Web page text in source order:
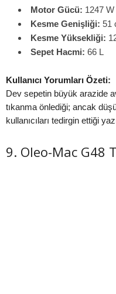
Motor Gücü: 1247
Kesme Genişliği: 51
Kesme Yüksekliği:
Sepet Hacmi: 66 L
Kullanıcı Yorumları Özeti:
Dev sepetin büyük arazide
tıkanma önlediği; ancak
kullanıcıları tedirgin ettiği
9. Oleo-Mac G48